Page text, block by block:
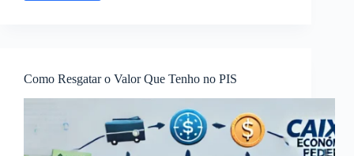
Como Resgatar o Valor Que Tenho no PIS